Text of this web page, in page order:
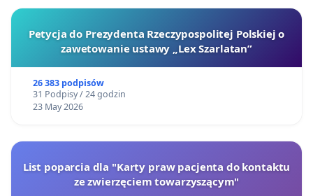
Petycja do Prezydenta Rzeczypospolitej Polskiej o
zawetowanie ustawy „Lex Szarlatan”
26 383 podpisów
31 Podpisy / 24 godzin
23 May 2026
List poparcia dla "Karty praw pacjenta do kontaktu
ze zwierzęciem towarzyszącym"